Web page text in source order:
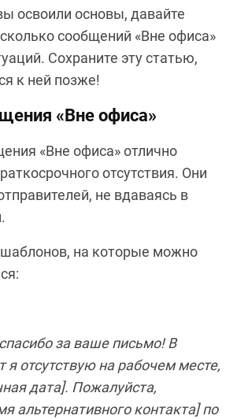
освоили основы, давайте
сообщений «Вне офиса»
Сохраните эту статью,
к ней позже!
«Вне офиса»
«Вне офиса» отлично
отсутствия. Они
не вдаваясь в
на которые можно
за ваше письмо! В
отсутствую на рабочем месте,
дата]. Пожалуйста,
альтернативного контакта] по